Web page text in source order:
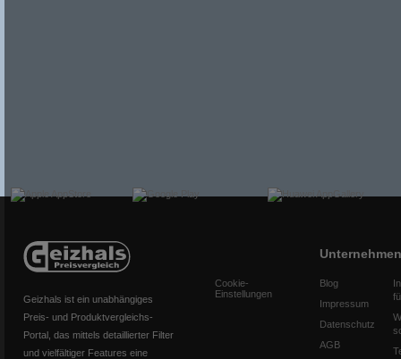
Geizhals ist ein unabhängiges
Preis- und Produktvergleichs-
Portal, das mittels detaillierter Filter
und vielfältiger Features eine
Cookie-
Einstellungen
Unternehmen
Blog
Impressum
Datenschutz
AGB